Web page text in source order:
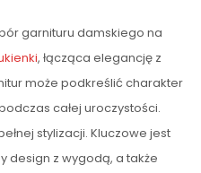
garnituru damskiego na
, łącząca elegancję z
może podkreślić charakter
całej uroczystości.
stylizacji. Kluczowe jest
design z wygodą, a także